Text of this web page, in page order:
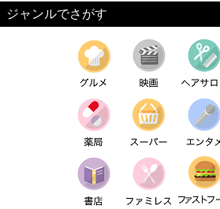
ジャンルでさがす